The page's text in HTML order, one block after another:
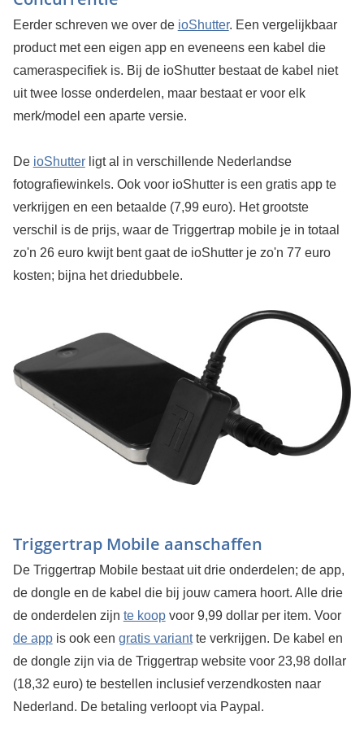
Eerder schreven we over de ioShutter. Een vergelijkbaar
product met een eigen app en eveneens een kabel die
cameraspecifiek is. Bij de ioShutter bestaat de kabel niet
uit twee losse onderdelen, maar bestaat er voor elk
merk/model een aparte versie.
De ioShutterligt al in verschillende Nederlandse
fotografiewinkels. Ook voor ioShutter is een gratis app te
verkrijgen en een betaalde (7,99 euro). Het grootste
verschil is de prijs, waar de Triggertrap mobile je in totaal
zo'n 26 euro kwijt bent gaat de ioShutter je zo'n 77 euro
kosten; bijna het driedubbele.
Triggertrap Mobile aanschaffen
De Triggertrap Mobile bestaat uit drie onderdelen; de app,
de dongle en de kabel die bij jouw camera hoort. Alle drie
de onderdelen zijn te koopvoor 9,99 dollar per item. Voor
de appis ook een gratis variantte verkrijgen. De kabel en
de dongle zijn via de Triggertrap website voor 23,98 dollar
(18,32 euro) te bestellen inclusief verzendkosten naar
Nederland. De betaling verloopt via Paypal.